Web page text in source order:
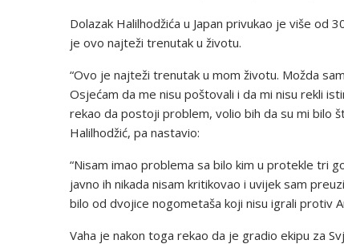
Dolazak Halilhodžića u Japan privukao je više od
je ovo najteži trenutak u životu.
“Ovo je najteži trenutak u mom životu. Možda
Osjećam da me nisu poštovali i da mi nisu rekli
rekao da postoji problem, volio bih da su mi bilo
Halilhodžić, pa nastavio:
“Nisam imao problema sa bilo kim u protekle tri
javno ih nikada nisam kritikovao i uvijek sam
bilo od dvojice nogometaša koji nisu igrali protiv
Vaha je nakon toga rekao da je gradio ekipu za